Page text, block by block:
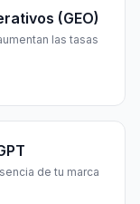
(GEO)
las tasas
de tu marca